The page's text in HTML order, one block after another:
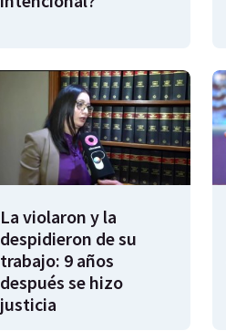
La violaron y la
despidieron de su
trabajo: 9 años
después se hizo
justicia